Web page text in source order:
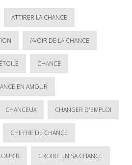
ATTIRER LA CHANCE
AVOIR DE LA CHANCE
CHANCE
EN AMOUR
CHANCEUX CHANGER D'EMPLOI
CHIFFRE DE CHANCE
CROIRE EN SA CHANCE